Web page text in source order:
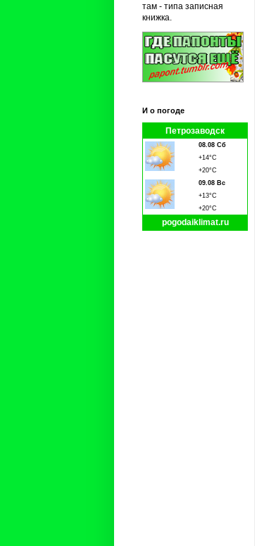
там - типа записная
книжка.
И о погоде
Петрозаводск
08.08 Сб
+14°C
+20°C
09.08 Вс
+13°C
+20°C
pogodaiklimat.ru